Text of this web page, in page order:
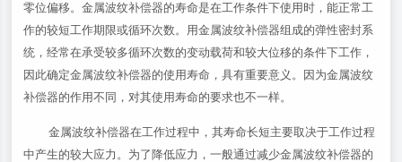
零位偏移。金属波纹补偿器的寿命是在工作条件下使用时，能正常工
作的较短工作期限或循环次数。用金属波纹补偿器组成的弹性密封系
统，经常在承受较多循环次数的变动载荷和较大位移的条件下工作，
因此确定金属波纹补偿器的使用寿命，具有重要意义。因为金属波纹
补偿器的作用不同，对其使用寿命的要求也不一样。
金属波纹补偿器在工作过程中，其寿命长短主要取决于工作过程
中产生的较大应力。为了降低应力，一般通过减少金属波纹补偿器的